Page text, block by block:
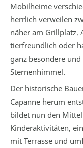
Mobilheime
herrlich verweilen
näher am Grillplatz.
tierfreundlich oder
ganz besondere
Sternenhimmel.
Der historische
Capanne herum
bildet nun den
Kinderaktivitäten,
mit Terrasse und